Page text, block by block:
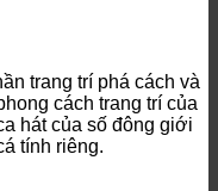
trang trí phá cách và
cách trang trí của
hát của số đông giới
tính riêng.